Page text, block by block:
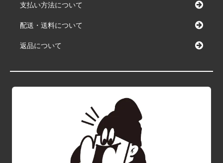
支払い方法について
配送・送料について
返品について